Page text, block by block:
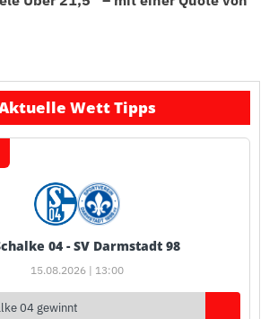
Wett Tipps
04 - SV Darmstadt 98
15.08.2026 | 13:00
04 gewinnt